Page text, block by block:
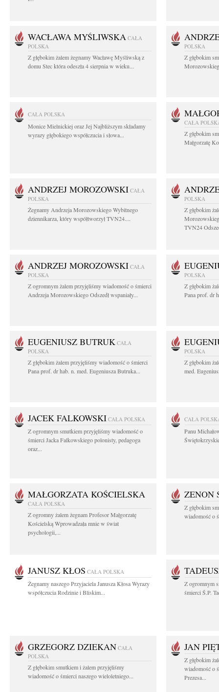
WACŁAWA MYŚLIWSKA CAŁA
POLSKA
Z głębokim żalem żegnamy Wacławę Myśliwską z
domu Stec która odeszła 4 sierpnia w wieku...
POLSKA
Z głębokim
CAŁA POLSKA
Monice Mielnickiej oraz Jej Najbliższym składamy
wyrazy głębokiego współczucia i słowa...
CAŁA
Z głębokim
Małgorzatę
ANDRZEJ MOROZOWSKI CAŁA
POLSKA
Żegnamy Andrzeja Morozowskiego Wybitnego
dziennikarza, który współtworzył TVN24....
POLSKA
Z głębokim
TVN24
ANDRZEJ MOROZOWSKI CAŁA
POLSKA
Z ogromnym żalem przyjęliśmy wiadomość o śmierci
Andrzeja Morozowskiego Odszedł wspaniały...
POLSKA
Z głębokim
Pana prof. dr
EUGENIUSZ BUTRUK CAŁA
POLSKA
Z głębokim żalem przyjęliśmy wiadomość o śmierci
Pana prof. dr hab. n. med. Eugeniusza Butruka...
POLSKA
Z głębokim
med.
JACEK FALKOWSKI CAŁA POLSKA
Z ogromnym smutkiem przyjęliśmy wiadomość o
śmierci Jacka Falkowskiego polonisty, pedagoga
oraz...
CAŁA
Panu
MAŁGORZATA KOŚCIELSKA
CAŁA POLSKA
Z ogromny żalem żegnam Profesor Małgorzatę
Kościelską Wprowadzała mnie w świat
psychologii,...
ZENON
Z głębokim
wiadomość o
JANUSZ KŁOS CAŁA POLSKA
Żegnamy naszego Przyjaciela Janusza Kłosa Wyrazy
współczucia Rodzinie i Bliskim...
Z ogromnym
śmierci Ś.P.
GRZEGORZ DZIEKAN CAŁA
POLSKA
Z głębokim smutkiem i żalem przyjęliśmy
wiadomość o śmierci naszego wieloletniego...
JAN
Z głębokim
wiadomość o
Prezesa...